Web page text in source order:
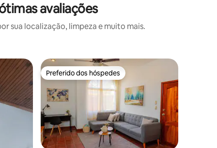
avaliações
sua localização, limpeza e muito mais.
hóspedes Preferido dos hóspedes
Preferido dos hóspedes